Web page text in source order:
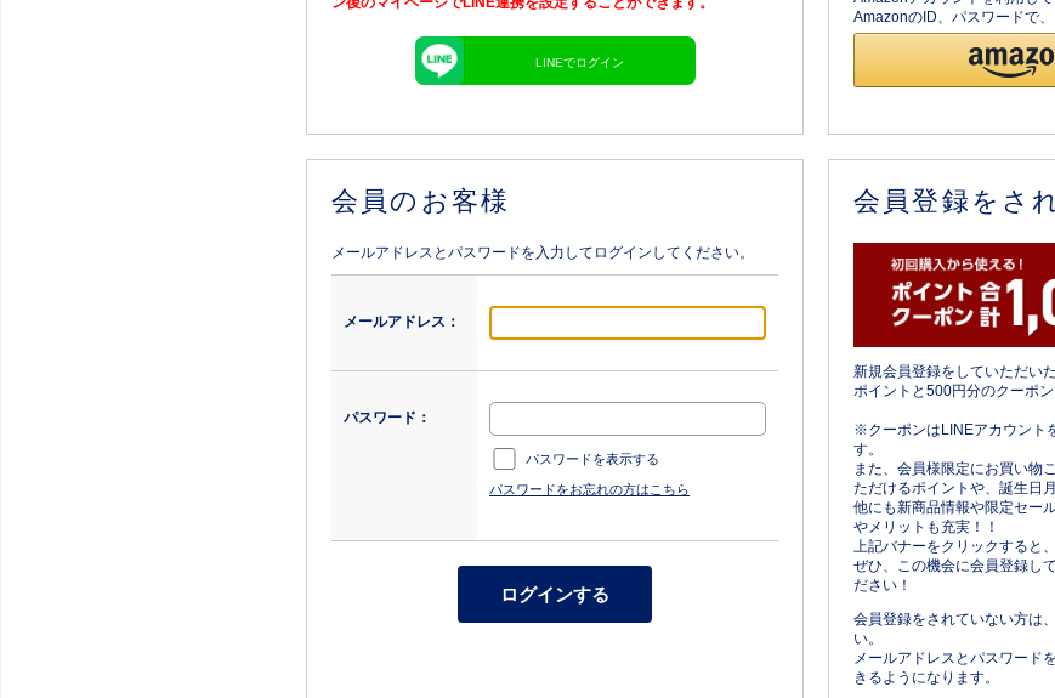
LINEでログイン
AmazonのID、パスワードで
会員のお客様
メールアドレスとパスワードを入力してログインしてください。
メールアドレス：
パスワード：
パスワードを表示する
パスワードをお忘れの方はこちら
会員登録をさ
新規会員登録をしていただい
ポイントと500円分のクーポン
※クーポンはLINEアカウント
す。
また、会員様限定にお買い物
ただけるポイントや、誕生日
他にも新商品情報や限定セー
やメリットも充実！！
上記バナーをクリックすると
ぜひ、この機会に会員登録し
ださい！
会員登録をされていない方は
い。
メールアドレスとパスワード
きるようになります。